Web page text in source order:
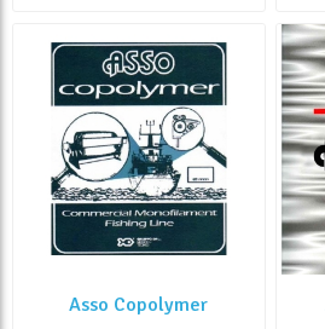
Asso Copolymer